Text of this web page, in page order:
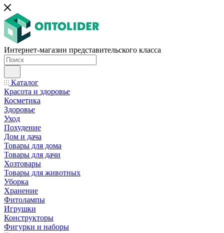
Интернет-магазин представительского класса
Каталог
Красота и здоровье
Косметика
Здоровье
Уход
Похудение
Дом и дача
Товары для дома
Товары для дачи
Хозтовары
Товары для животных
Уборка
Хранение
Фитолампы
Игрушки
Конструкторы
Фигурки и наборы